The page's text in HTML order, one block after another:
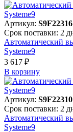
Артикул: S9F22316
Срок поставки: 2
Автоматический
Systeme9
3 617 ₽
В корзинy
Артикул: S9F22310
Срок поставки: 2
Автоматический
Systeme9